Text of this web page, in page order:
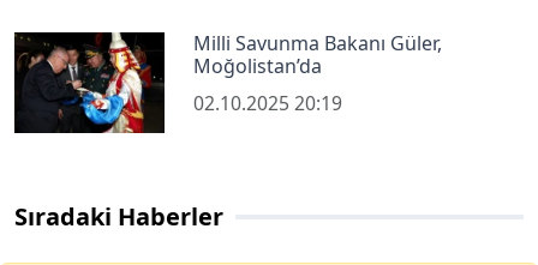
Milli Savunma Bakanı Güler,
Moğolistan’da
02.10.2025 20:19
Sıradaki Haberler